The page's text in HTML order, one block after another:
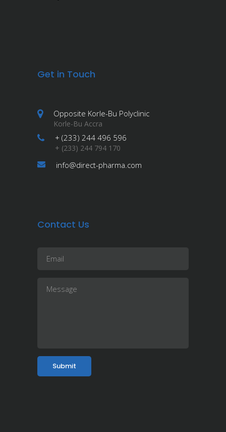
Get in Touch
Opposite Korle-Bu Polyclinic
Korle-Bu Accra
+ (233) 244 496 596
+ (233) 244 794 170
info@direct-pharma.com
Contact Us